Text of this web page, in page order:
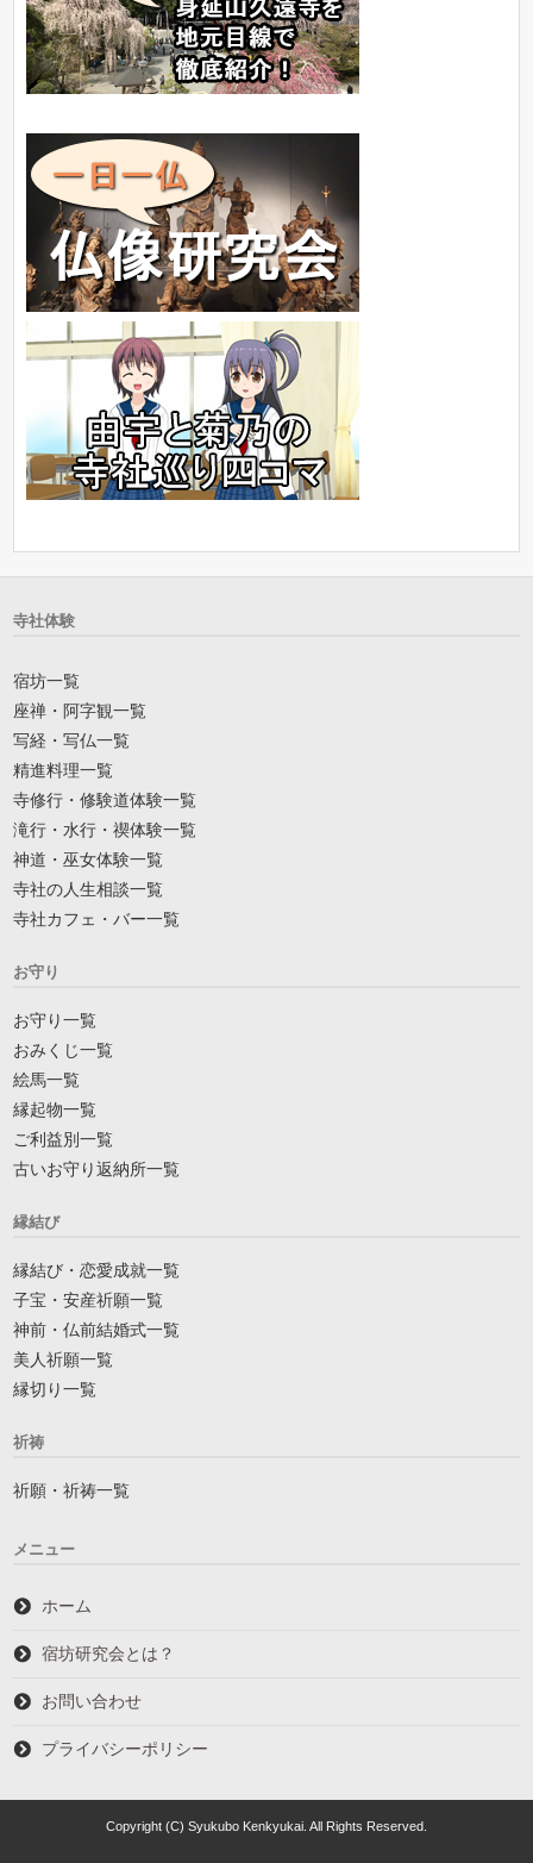
寺社体験
宿坊一覧
座禅・阿字観一覧
写経・写仏一覧
精進料理一覧
寺修行・修験道体験一覧
滝行・水行・禊体験一覧
神道・巫女体験一覧
寺社の人生相談一覧
寺社カフェ・バー一覧
お守り
お守り一覧
おみくじ一覧
絵馬一覧
縁起物一覧
ご利益別一覧
古いお守り返納所一覧
縁結び
縁結び・恋愛成就一覧
子宝・安産祈願一覧
神前・仏前結婚式一覧
美人祈願一覧
縁切り一覧
祈祷
祈願・祈祷一覧
メニュー
ホーム
宿坊研究会とは？
お問い合わせ
プライバシーポリシー
Copyright (C) Syukubo Kenkyukai. All Rights Reserved.